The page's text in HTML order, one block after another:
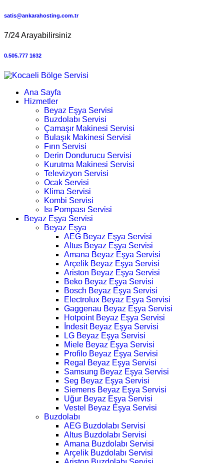
satis@ankarahosting.com.tr
7/24 Arayabilirsiniz
0.505.777 1632
Ana Sayfa
Hizmetler
Beyaz Eşya Servisi
Buzdolabı Servisi
Çamaşır Makinesi Servisi
Bulaşık Makinesi Servisi
Fırın Servisi
Derin Dondurucu Servisi
Kurutma Makinesi Servisi
Televizyon Servisi
Ocak Servisi
Klima Servisi
Kombi Servisi
Isı Pompası Servisi
Beyaz Eşya Servisi
Beyaz Eşya
AEG Beyaz Eşya Servisi
Altus Beyaz Eşya Servisi
Amana Beyaz Eşya Servisi
Arçelik Beyaz Eşya Servisi
Ariston Beyaz Eşya Servisi
Beko Beyaz Eşya Servisi
Bosch Beyaz Eşya Servisi
Electrolux Beyaz Eşya Servisi
Gaggenau Beyaz Eşya Servisi
Hotpoint Beyaz Eşya Servisi
İndesit Beyaz Eşya Servisi
LG Beyaz Eşya Servisi
Miele Beyaz Eşya Servisi
Profilo Beyaz Eşya Servisi
Regal Beyaz Eşya Servisi
Samsung Beyaz Eşya Servisi
Seg Beyaz Eşya Servisi
Siemens Beyaz Eşya Servisi
Uğur Beyaz Eşya Servisi
Vestel Beyaz Eşya Servisi
Buzdolabı
AEG Buzdolabı Servisi
Altus Buzdolabı Servisi
Amana Buzdolabı Servisi
Arçelik Buzdolabı Servisi